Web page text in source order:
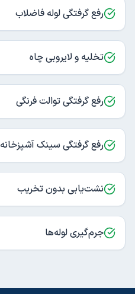
رفع گرفتگی لوله فاضلاب
تخلیه و لایروبی چاه
رفع گرفتگی توالت فرنگی
رفع گرفتگی سینک آشپزخانه
نشت‌یابی بدون تخریب
جرم‌گیری لوله‌ها